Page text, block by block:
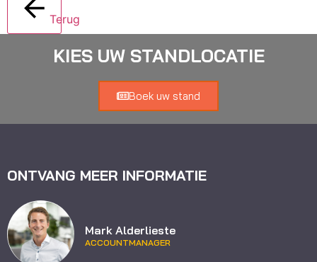
Terug
KIES UW STANDLOCATIE
Boek uw stand
ONTVANG MEER INFORMATIE
Mark Alderlieste
ACCOUNTMANAGER